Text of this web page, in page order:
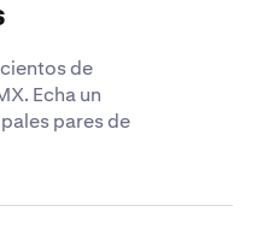
de
Echa un
pares de